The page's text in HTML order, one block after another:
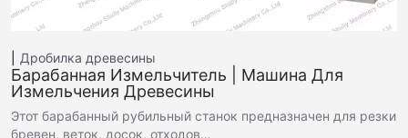
Дробилка древесины
Барабанная Измельчитель | Машина Для
Измельчения Древесины
Этот барабанный рубильный станок предназначен для резки
бревен, веток, досок, отходов…